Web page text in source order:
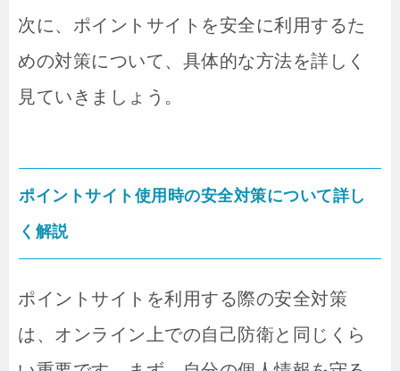
次に、ポイントサイトを安全に利用するた
めの対策について、具体的な方法を詳しく
見ていきましょう。
ポイントサイト使用時の安全対策について詳し
く解説
ポイントサイトを利用する際の安全対策
は、オンライン上での自己防衛と同じくら